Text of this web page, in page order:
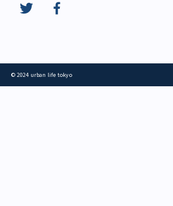
© 2024 urban life tokyo